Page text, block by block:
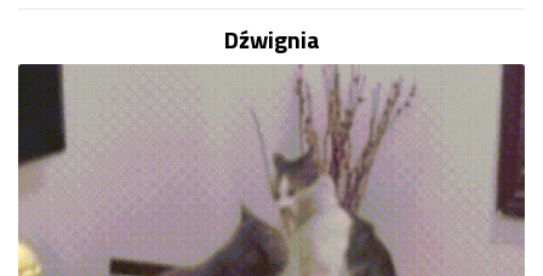
Dźwignia